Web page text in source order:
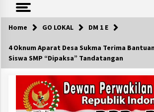
Home GO LOKAL DM 1 E
4 Oknum Aparat Desa Sukma Terima
Siswa SMP “Dipaksa” Tandatangan